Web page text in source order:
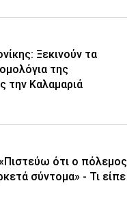
Ξεκινούν τα
της
την Καλαμαριά
ότι ο πόλεμος
σύντομα» - Τι είπε